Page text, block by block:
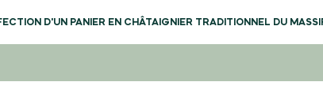
D'UN PANIER EN CHÂTAIGNIER TRADITIONNEL DU